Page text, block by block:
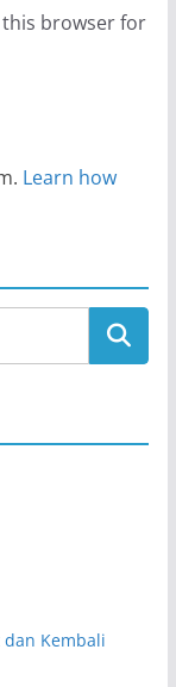
this browser for
Learn how
dan Kembali